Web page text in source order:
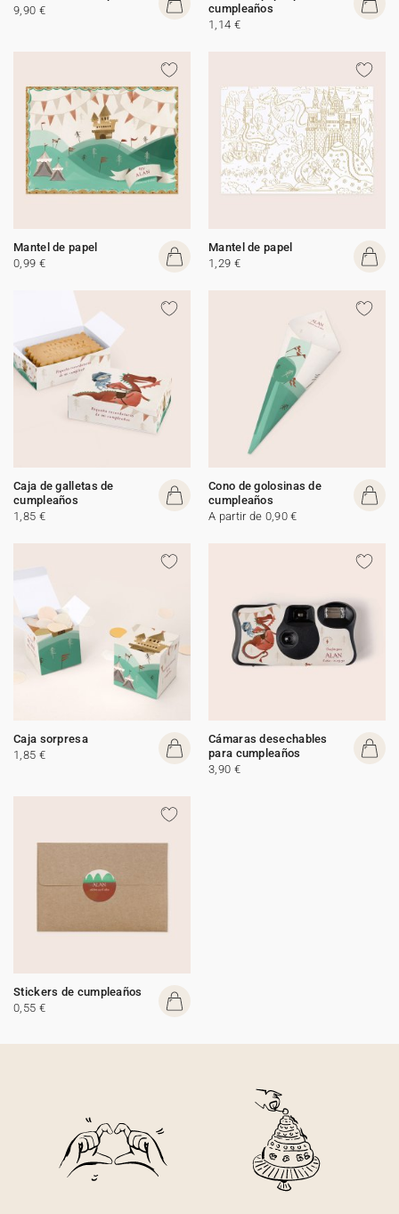
9,90 €
cumpleaños
1,14 €
Mantel de papel
0,99 €
Mantel de papel
1,29 €
Caja de galletas de
cumpleaños
1,85 €
Cono de golosinas de
cumpleaños
A partir de 0,90 €
Caja sorpresa
1,85 €
Cámaras desechables
para cumpleaños
3,90 €
Stickers de cumpleaños
0,55 €